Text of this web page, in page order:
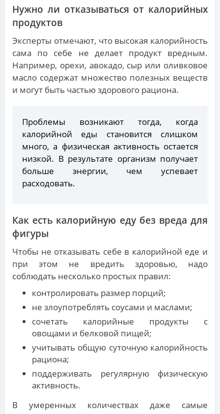
Нужно ли отказываться от калорийных
продуктов
Эксперты отмечают, что высокая калорийность
сама по себе не делает продукт вредным.
Например, орехи, авокадо, сыр или оливковое
масло содержат множество полезных веществ
и могут быть частью здорового рациона.
Проблемы возникают тогда, когда
калорийной еды становится слишком
много, а физическая активность остается
низкой. В результате организм получает
больше энергии, чем успевает
расходовать.
Как есть калорийную еду без вреда для
фигуры
Чтобы не отказывать себе в калорийной еде и
при этом не вредить здоровью, надо
соблюдать несколько простых правил:
контролировать размер порций;
не злоупотреблять соусами и маслами;
сочетать калорийные продукты с
овощами и белковой пищей;
учитывать общую суточную калорийность
рациона;
поддерживать регулярную физическую
активность.
В умеренных количествах даже самые